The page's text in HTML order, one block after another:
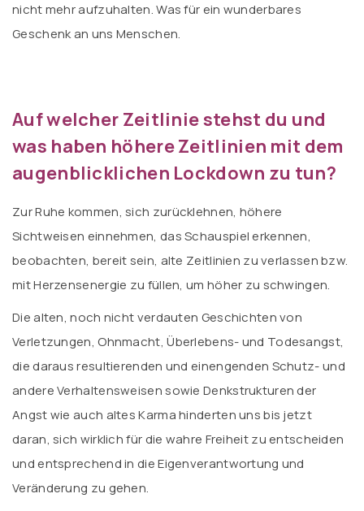
nicht mehr aufzuhalten. Was für ein wunderbares
Geschenk an uns Menschen.
Auf welcher Zeitlinie stehst du und
was haben höhere Zeitlinien mit dem
augenblicklichen Lockdown zu tun?
Zur Ruhe kommen, sich zurücklehnen, höhere
Sichtweisen einnehmen, das Schauspiel erkennen,
beobachten, bereit sein, alte Zeitlinien zu verlassen bzw.
mit Herzensenergie zu füllen, um höher zu schwingen.
Die alten, noch nicht verdauten Geschichten von
Verletzungen, Ohnmacht, Überlebens- und Todesangst,
die daraus resultierenden und einengenden Schutz- und
andere Verhaltensweisen sowie Denkstrukturen der
Angst wie auch altes Karma hinderten uns bis jetzt
daran, sich wirklich für die wahre Freiheit zu entscheiden
und entsprechend in die Eigenverantwortung und
Veränderung zu gehen.